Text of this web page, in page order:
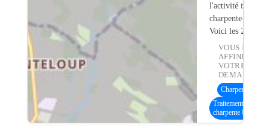
l'activité
charpente-bois.
Voici les 20
VOUS
AFFINER
VOTRE
DEMANDE :
Charpente bois
Traitement
charpente bois